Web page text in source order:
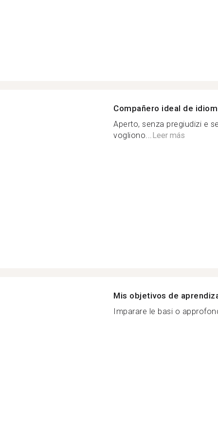
Compañero ideal de
Aperto, senza pregiudizi e
vogliono...Leer más
Mis objetivos de
Imparare le basi o